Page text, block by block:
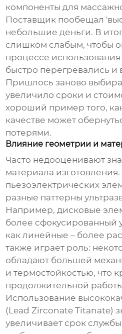
компоненты для
Поставщик пообещал
небольшие деньги. В
слишком слабым, чтобы
процессе использования
быстро перегревались и
Пришлось заново
увеличило сроки и
хороший пример того,
качестве может
потерями.
Влияние геометрии и
Часто недооценивают
материала
пьезоэлектрических
разные паттерны
Например, дисковые
более сфокусированный
как линейные – более
также играет роль:
обладают большей
и термостойкостью, что
продолжительной
Использование
(Lead Zirconate Titanate)
увеличивает срок службы